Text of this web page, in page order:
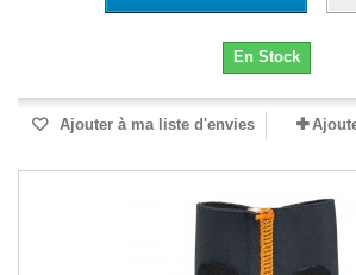
En Stock
Ajouter à ma liste d'envies